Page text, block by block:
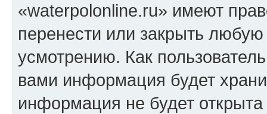
«waterpolonline.ru» имеют
перенести или закрыть
усмотрению. Как
вами информация будет
информация не будет